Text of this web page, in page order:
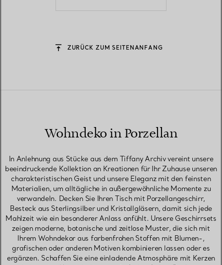
ZURÜCK ZUM SEITENANFANG
Wohndeko in Porzellan
In Anlehnung aus Stücke aus dem Tiffany Archiv vereint unsere
beeindruckende Kollektion an Kreationen für Ihr Zuhause unseren
charakteristischen Geist und unsere Eleganz mit den feinsten
Materialien, um alltägliche in außergewöhnliche Momente zu
verwandeln. Decken Sie Ihren Tisch mit Porzellangeschirr,
Besteck aus Sterlingsilber und Kristallgläsern, damit sich jede
Mahlzeit wie ein besonderer Anlass anfühlt. Unsere Geschirrsets
zeigen moderne, botanische und zeitlose Muster, die sich mit
Ihrem Wohndekor aus farbenfrohen Stoffen mit Blumen-,
grafischen oder anderen Motiven kombinieren lassen oder es
ergänzen. Schaffen Sie eine einladende Atmosphäre mit Kerzen